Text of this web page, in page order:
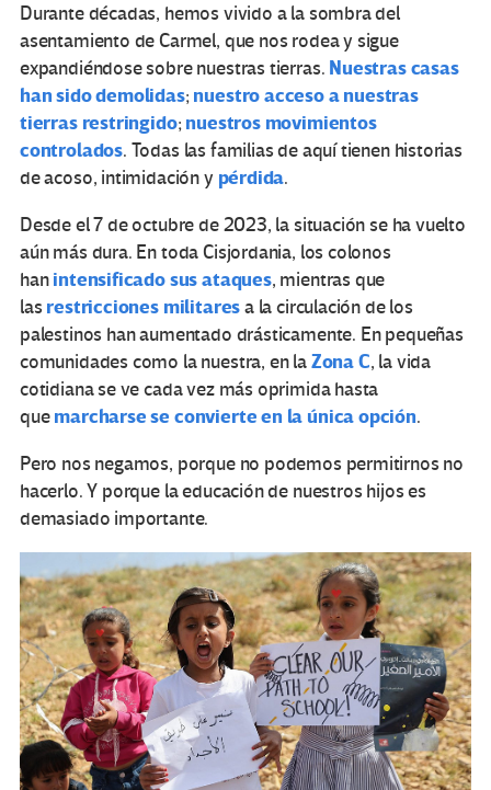
Durante décadas, hemos vivido a la sombra del
asentamiento de Carmel, que nos rodea y sigue
expandiéndose sobre nuestras tierras. Nuestras casas
han sido demolidas;nuestro acceso a nuestras
tierras restringido;nuestros movimientos
controlados. Todas las familias de aquí tienen historias
de acoso, intimidación y pérdida.
Desde el 7 de octubre de 2023, la situación se ha vuelto
aún más dura. En toda Cisjordania, los colonos
hanintensificado sus ataques, mientras que
las restricciones militaresa la circulación de los
palestinos han aumentado drásticamente. En pequeñas
comunidades como la nuestra, en laZona C, la vida
cotidiana se ve cada vez más oprimida hasta
quemarcharse se convierte en la única opción.
Pero nos negamos, porque no podemos permitirnos no
hacerlo. Y porque la educación de nuestros hijos es
demasiado importante.